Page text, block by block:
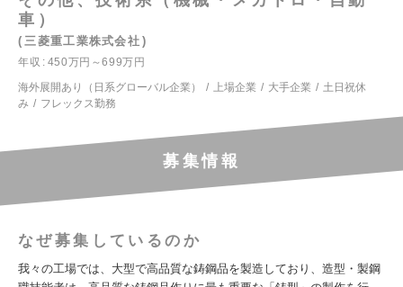
車）
三菱重工業株式会社
年収
450万円～699万円
海外展開あり（日系グローバル企業）
上場企業 大手企業
土日祝休
み
フレックス勤務
募集情報
なぜ募集しているのか
我々の工場では、大型で高品質な鋳鋼品を製造しており、造型・製鋼